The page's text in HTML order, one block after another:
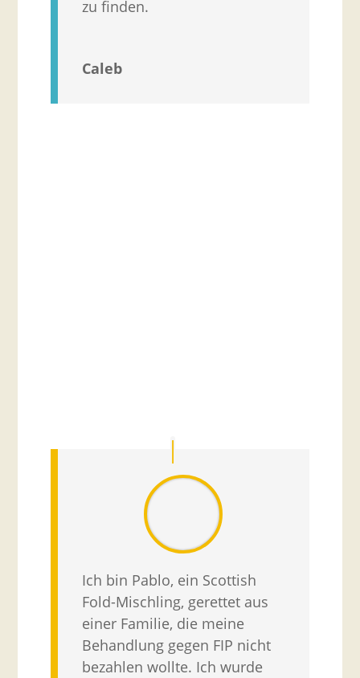
zu finden.
Caleb
Ich bin Pablo, ein Scottish
Fold-Mischling, gerettet aus
einer Familie, die meine
Behandlung gegen FIP nicht
bezahlen wollte. Ich wurde